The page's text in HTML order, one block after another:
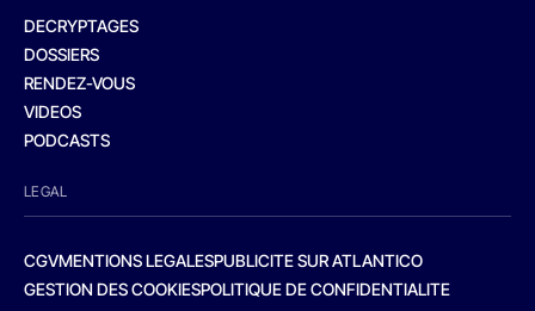
DECRYPTAGES
DOSSIERS
RENDEZ-VOUS
VIDEOS
PODCASTS
LEGAL
CGVMENTIONS LEGALESPUBLICITE SUR ATLANTICO
GESTION DES COOKIESPOLITIQUE DE CONFIDENTIALITE